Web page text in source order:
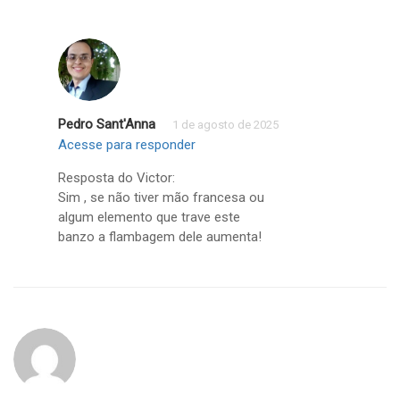
Pedro Sant'Anna 1 de agosto de 2025
Acesse para responder
Resposta do Victor:
Sim , se não tiver mão francesa ou
algum elemento que trave este
banzo a flambagem dele aumenta!